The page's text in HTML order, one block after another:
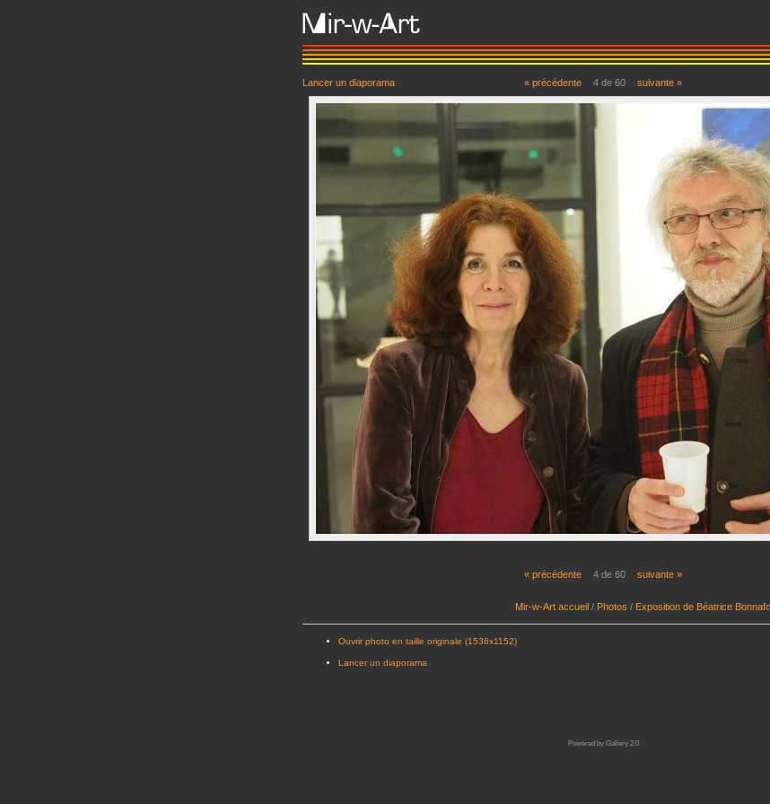
Lancer un diaporama « précédente 4 de 60 suivante »
« précédente 4 de 60 suivante »
Mir-w-Art accueil / Photos / Exposition de Béatrice
Ouvrir photo en taille originale (1536x1152)
Lancer un diaporama
Powered by Gallery 2.0